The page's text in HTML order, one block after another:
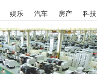
娱乐 汽车 房产 科技